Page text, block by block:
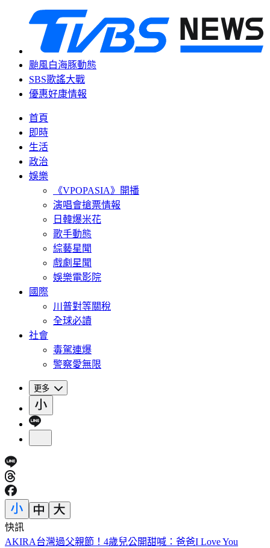
颱風白海豚動態
SBS歌謠大戰
優惠好康情報
首頁
即時
生活
政治
娛樂
《VPOPASIA》開播
演唱會搶票情報
日韓爆米花
歌手動態
綜藝星聞
戲劇星聞
娛樂電影院
國際
川普對等關稅
全球必讀
社會
毒駕連爆
警察愛無限
更多
快訊
白海豚「影響最劇」時間到！中北部防豪雨 恐一路濕到下週